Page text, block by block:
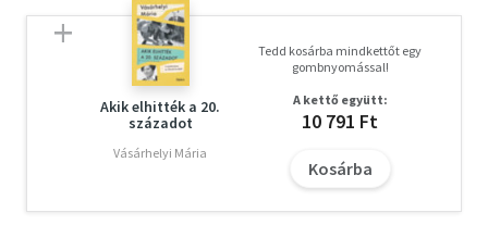
Akik elhitték a 20.
századot
Vásárhelyi Mária
Tedd kosárba mindkettőt egy
gombnyomással!
A kettő együtt:
10 791 Ft
Kosárba